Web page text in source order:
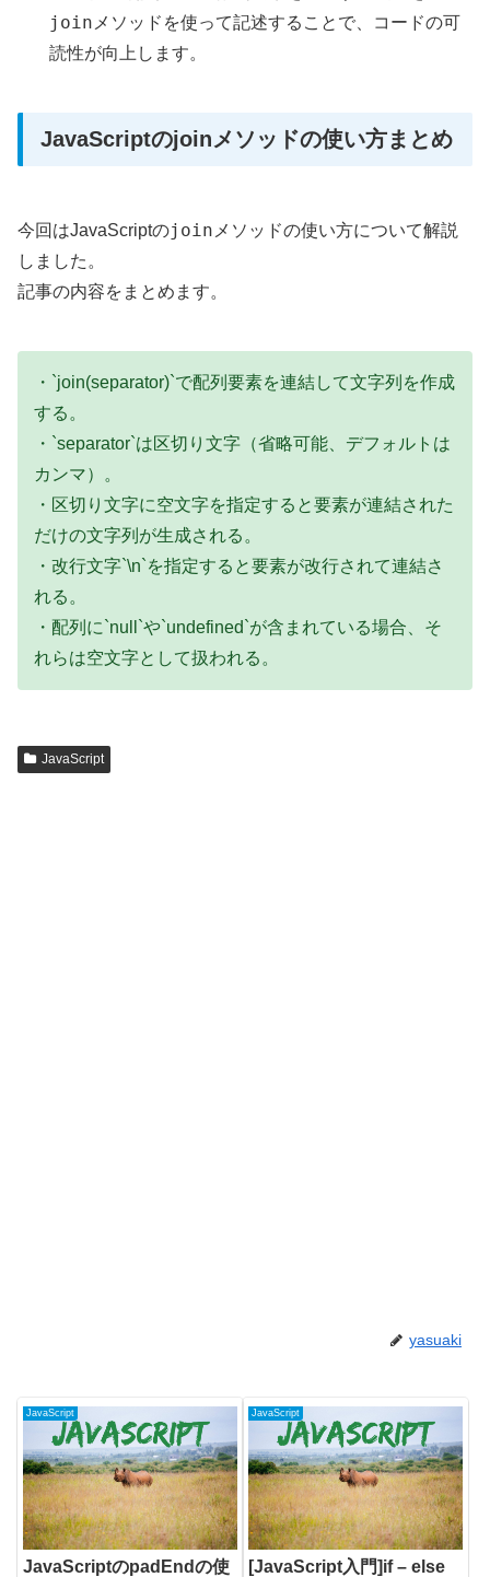
join メソッドを使って記述することで、コードの可
読性が向上します。
JavaScriptのjoinメソッドの使い方まとめ
今回はJavaScriptのjoin メソッドの使い方について解説
しました。
記事の内容をまとめます。
・`join(separator)`で配列要素を連結して文字列を作成
する。
・`separator`は区切り文字（省略可能、デフォルトは
カンマ）。
・区切り文字に空文字を指定すると要素が連結された
だけの文字列が生成される。
・改行文字`\n`を指定すると要素が改行されて連結さ
れる。
・配列に`null`や`undefined`が含まれている場合、そ
れらは空文字として扱われる。
JavaScript
yasuaki
JavaScript
JavaScriptのpadEndの使
JavaScript
[JavaScript入門]if – else